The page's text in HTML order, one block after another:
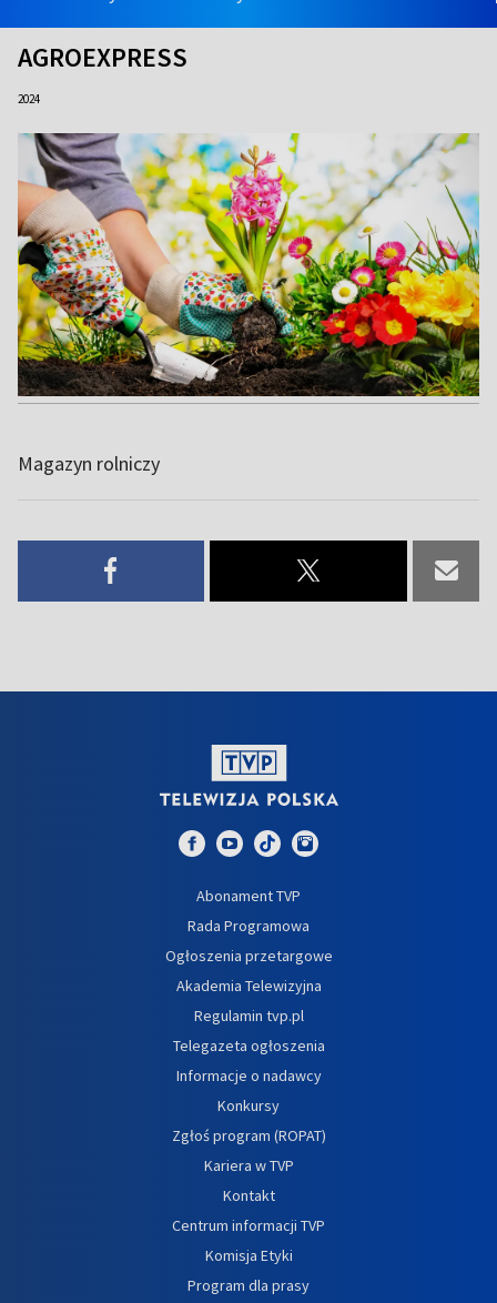
AGROEXPRESS
2024
Magazyn rolniczy
Abonament TVP
Rada Programowa
Ogłoszenia przetargowe
Akademia Telewizyjna
Regulamin tvp.pl
Telegazeta ogłoszenia
Informacje o nadawcy
Konkursy
Zgłoś program (ROPAT)
Kariera w TVP
Kontakt
Centrum informacji TVP
Komisja Etyki
Program dla prasy